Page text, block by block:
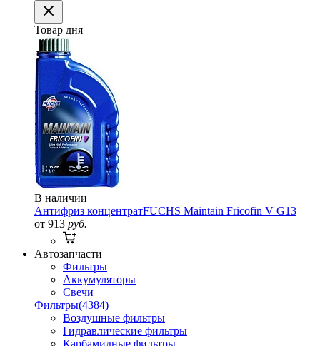
Товар дня
В наличии
Антифриз концентратFUCHS Maintain Fricofin V G13
от 913 руб.
Автозапчасти
Фильтры
Аккумуляторы
Свечи
Фильтры(4384)
Воздушные фильтры
Гидравлические фильтры
Карбамидные фильтры